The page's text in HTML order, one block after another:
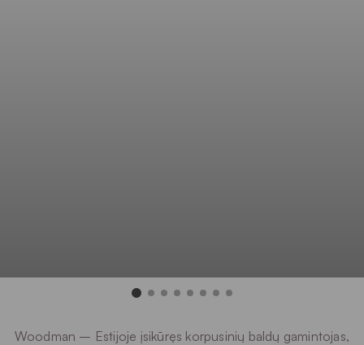
Woodman – Estijoje įsikūręs korpusinių baldų gamintojas,